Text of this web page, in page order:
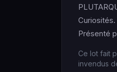
Présenté
Ce lot fait
invendus